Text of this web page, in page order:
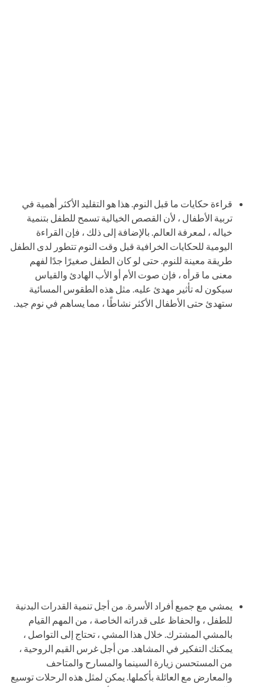
قراءة حكايات ما قبل النوم. هذا هو التقليد الأكثر أهمية في
تربية الأطفال ، لأن القصص الخيالية تسمح للطفل بتنمية
خياله ، لمعرفة العالم. بالإضافة إلى ذلك ، فإن القراءة
اليومية للحكايات الخرافية قبل وقت النوم تتطور لدى الطفل
طريقة معينة للنوم. حتى لو كان الطفل صغيرًا جدًا لفهم
معنى ما قرأه ، فإن صوت الأم أو الأب الهادئ والقياس
سيكون له تأثير مهدئ عليه. مثل هذه الطقوس المسائية
ستهدئ حتى الأطفال الأكثر نشاطًا ، مما يساهم في نوم جيد.
يمشي مع جميع أفراد الأسرة. من أجل تنمية القدرات البدنية
للطفل ، والحفاظ على قدراته الخاصة ، من المهم القيام
بالمشي المشترك. خلال هذا المشي ، تحتاج إلى التواصل ،
يمكنك التفكير في المشاهد. من أجل غرس القيم الروحية ،
من المستحسن زيارة السينما والمسارح والمتاحف
والمعارض مع العائلة بأكملها. يمكن لمثل هذه الرحلات توسيع